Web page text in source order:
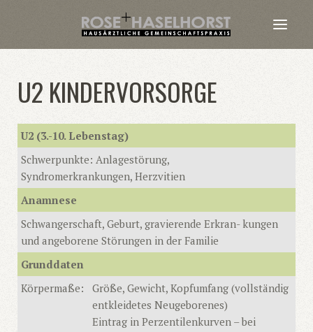
U2 KINDERVORSORGE
U2 (3.-10. Lebenstag)
Schwerpunkte: Anlagestörung,
Syndromerkrankungen, Herzvitien
Anamnese
Schwangerschaft, Geburt, gravierende Erkran- kungen
und angeborene Störungen in der Familie
Grunddaten
Körpermaße:
Größe, Gewicht, Kopfumfang (vollständig
entkleidetes Neugeborenes)
Eintrag in Perzentilenkurven – bei